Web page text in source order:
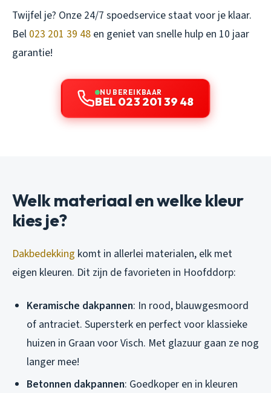
Twijfel je? Onze 24/7 spoedservice staat voor je klaar.
Bel 023 201 39 48 en geniet van snelle hulp en 10 jaar
garantie!
NU BEREIKBAAR
BEL 023 201 39 48
Welk materiaal en welke kleur
kies je?
Dakbedekking komt in allerlei materialen, elk met
eigen kleuren. Dit zijn de favorieten in Hoofddorp:
Keramische dakpannen: In rood, blauwgesmoord
of antraciet. Supersterk en perfect voor klassieke
huizen in Graan voor Visch. Met glazuur gaan ze nog
langer mee!
Betonnen dakpannen: Goedkoper en in kleuren